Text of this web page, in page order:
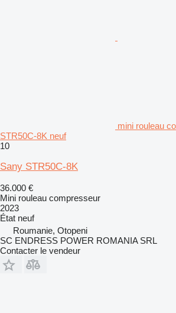
mini rouleau
STR50C-8K neuf
10
Sany STR50C-8K
36.000 €
Mini rouleau compresseur
2023
État neuf
Roumanie, Otopeni
SC ENDRESS POWER ROMANIA SRL
Contacter le vendeur